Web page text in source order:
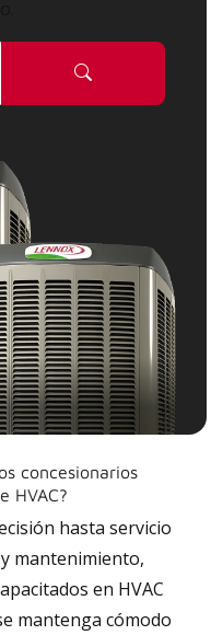
concesionarios
HVAC?
hasta servicio
mantenimiento,
en HVAC
mantenga cómodo